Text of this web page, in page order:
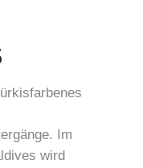
Im
wird